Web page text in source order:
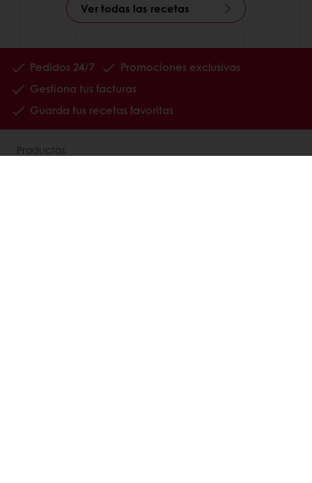
Ver todas las recetas
Pedidos 24/7
Promociones exclusivas
Gestiona tus facturas
Guarda tus recetas favoritas
Productos